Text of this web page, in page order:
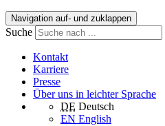
Navigation auf- und zuklappen
Suche
Kontakt
Karriere
Presse
Über uns in leichter Sprache
DE Deutsch
EN English